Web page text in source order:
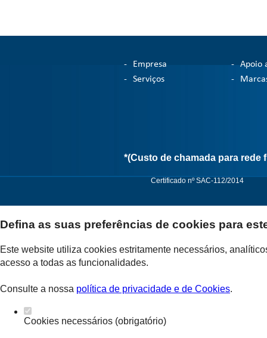
-
Empresa
-
Serviços
-
Apoio
-
*(Custo de chamada para rede
Certificado nº SAC-112/2014
Politica de Privacidade
Defina as suas preferências de cookies para
Este website utiliza cookies estritamente necessários,
acesso a todas as funcionalidades.
Consulte a nossa política de privacidade e de Cookies.
Cookies necessários (obrigatório)